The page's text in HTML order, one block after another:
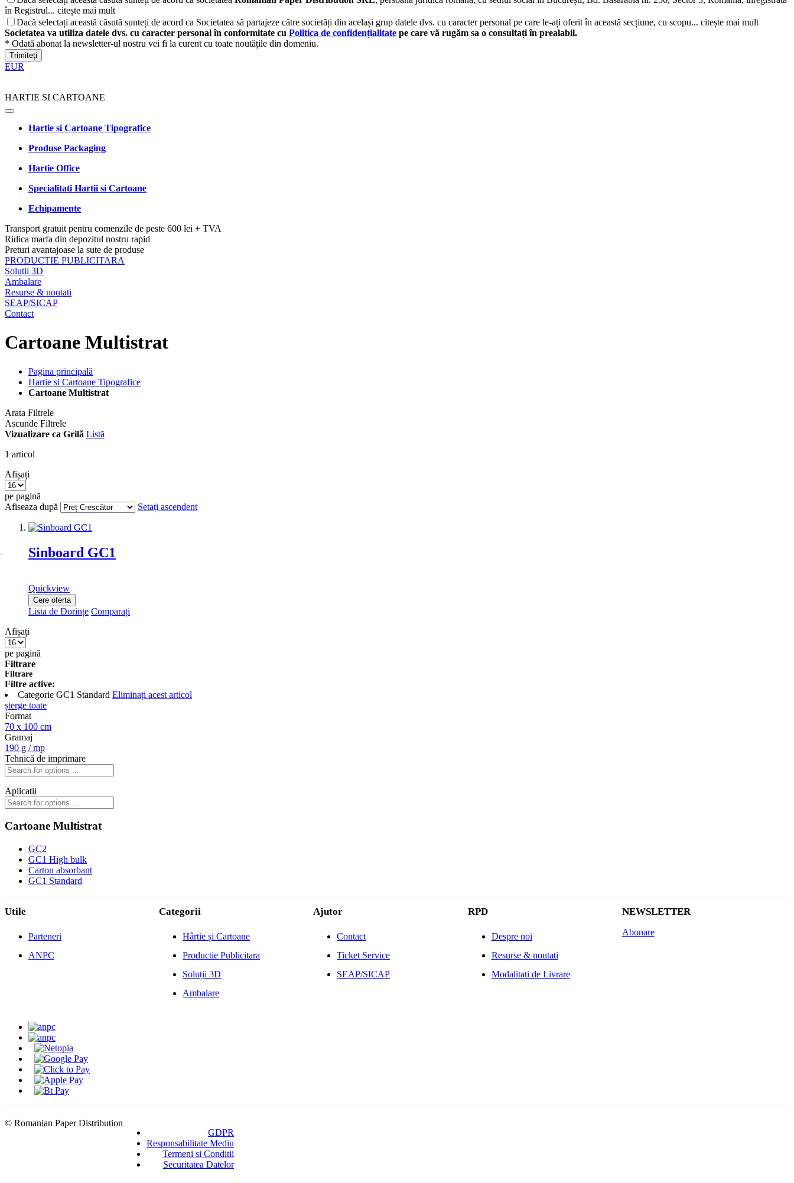
în Registrul... citește mai mult
Dacă selectați această căsută sunteți de acord ca Societatea să partajeze către societăți din același grup datele dvs. cu caracter personal pe care le-ați oferit în această secțiune, cu scopu... citește mai mult
Societatea va utiliza datele dvs. cu caracter personal în conformitate cu Politica de confidențialitate pe care vă rugăm sa o consultați în prealabil.
* Odată abonat la newsletter-ul nostru vei fi la curent cu toate noutățile din domeniu.
Trimiteți
EUR
HARTIE SI CARTOANE
Hartie si Cartoane Tipografice
Produse Packaging
Hartie Office
Specialitati Hartii si Cartoane
Echipamente
Transport gratuit pentru comenzile de peste 600 lei + TVA
Ridica marfa din depozitul nostru rapid
Preturi avantajoase la sute de produse
PRODUCTIE PUBLICITARA
Solutii 3D
Ambalare
Resurse & noutati
SEAP/SICAP
Contact
Cartoane Multistrat
Pagina principală
Hartie si Cartoane Tipografice
Cartoane Multistrat
Arata Filtrele
Ascunde Filtrele
Vizualizare ca Grilă Listă
1 articol
Afișați
pe pagină
Afiseaza după
Setați ascendent
Sinboard GC1
Quickview
Cere oferta
Lista de Dorințe Comparați
Afișați
pe pagină
Filtrare
Filtrare
Filtre active:
Categorie GC1 Standard Eliminați acest articol
șterge toate
Format
70 x 100 cm
Gramaj
190 g / mp
Tehnică de imprimare
Aplicatii
Cartoane Multistrat
GC2
GC1 High bulk
Carton absorbant
GC1 Standard
Utile
Parteneri
ANPC
Categorii
Hârtie și Cartoane
Productie Publicitara
Soluții 3D
Ambalare
Ajutor
Contact
Ticket Service
SEAP/SICAP
RPD
Despre noi
Resurse & noutati
Modalitati de Livrare
NEWSLETTER
Abonare
© Romanian Paper Distribution
GDPR
Responsabilitate Mediu
Termeni si Conditii
Securitatea Datelor